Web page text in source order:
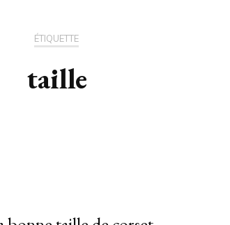
ÉTIQUETTE
taille